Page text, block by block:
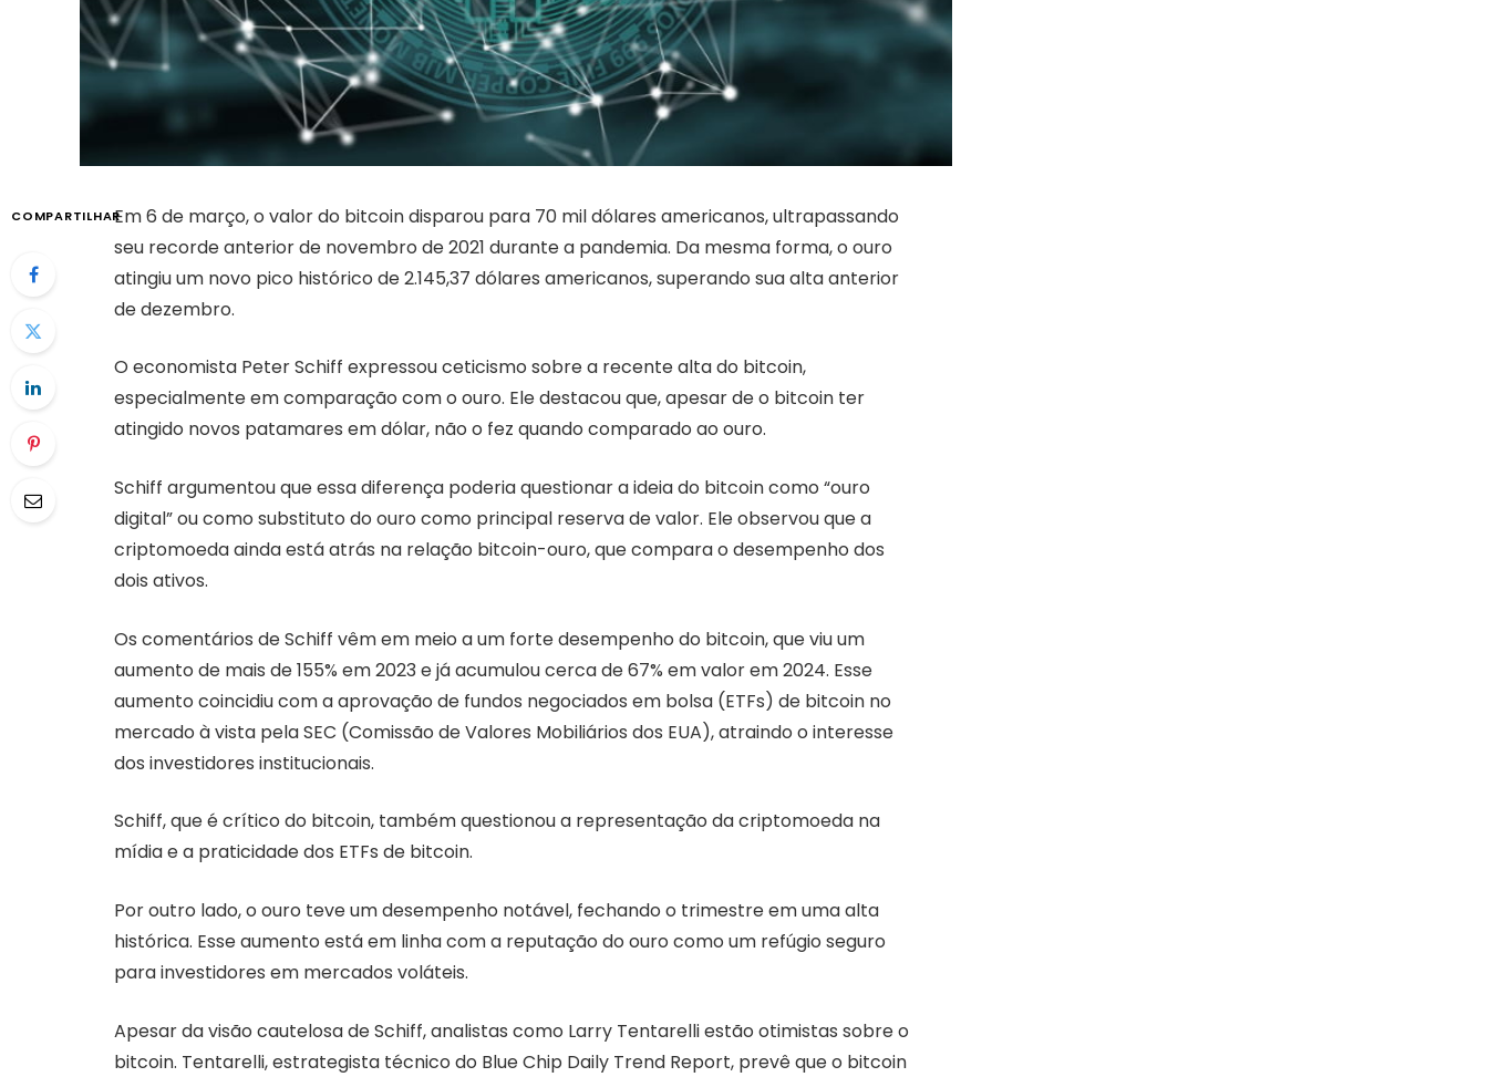
COMPARTILHAREm 6 de março, o valor do bitcoin disparou para 70 mil dólares americanos, ultrapassando
seu recorde anterior de novembro de 2021 durante a pandemia. Da mesma forma, o ouro
atingiu um novo pico histórico de 2.145,37 dólares americanos, superando sua alta anterior
de dezembro.
O economista Peter Schiff expressou ceticismo sobre a recente alta do bitcoin,
especialmente em comparação com o ouro. Ele destacou que, apesar de o bitcoin ter
atingido novos patamares em dólar, não o fez quando comparado ao ouro.
Schiff argumentou que essa diferença poderia questionar a ideia do bitcoin como “ouro
digital” ou como substituto do ouro como principal reserva de valor. Ele observou que a
criptomoeda ainda está atrás na relação bitcoin-ouro, que compara o desempenho dos
dois ativos.
Os comentários de Schiff vêm em meio a um forte desempenho do bitcoin, que viu um
aumento de mais de 155% em 2023 e já acumulou cerca de 67% em valor em 2024. Esse
aumento coincidiu com a aprovação de fundos negociados em bolsa (ETFs) de bitcoin no
mercado à vista pela SEC (Comissão de Valores Mobiliários dos EUA), atraindo o interesse
dos investidores institucionais.
Schiff, que é crítico do bitcoin, também questionou a representação da criptomoeda na
mídia e a praticidade dos ETFs de bitcoin.
Por outro lado, o ouro teve um desempenho notável, fechando o trimestre em uma alta
histórica. Esse aumento está em linha com a reputação do ouro como um refúgio seguro
para investidores em mercados voláteis.
Apesar da visão cautelosa de Schiff, analistas como Larry Tentarelli estão otimistas sobre o
bitcoin. Tentarelli, estrategista técnico do Blue Chip Daily Trend Report, prevê que o bitcoin